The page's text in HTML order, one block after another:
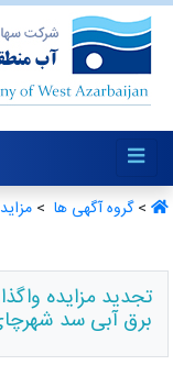
>گروه آگهی ها ‏>
تجدید مزایده
برق آبی سد شهرچای